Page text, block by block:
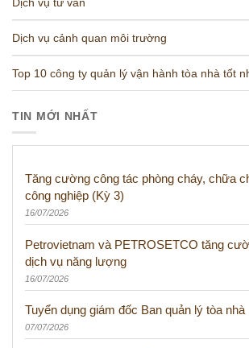
Dịch vụ cảnh quan môi trường
Top 10 công ty quản lý vận hành tòa nhà tốt
TIN MỚI NHẤT
Tăng cường công tác phòng cháy, chữa
công nghiệp (Kỳ 3)
16/07/2026
Petrovietnam và PETROSETCO tăng
dịch vụ năng lượng
16/07/2026
Tuyển dụng giám đốc Ban quản lý tòa nhà
07/07/2026